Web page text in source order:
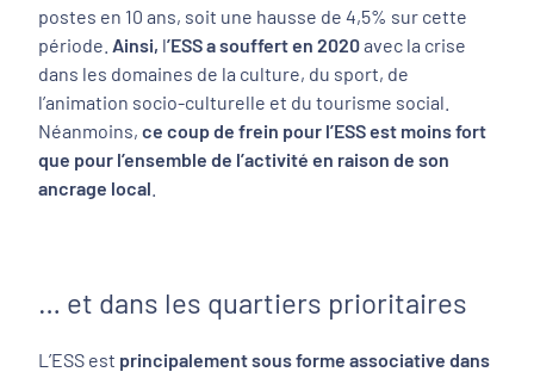
postes en 10 ans, soit une hausse de 4,5% sur cette
période. Ainsi, l’ESS a souffert en 2020avec la crise
dans les domaines de la culture, du sport, de
l’animation socio-culturelle et du tourisme social.
Néanmoins, ce coup de frein pour l’ESS est moins fort
que pour l’ensemble de l’activité en raison de son
ancrage local
… et dans les quartiers prioritaires
L’ESS est principalement sous forme associative dans